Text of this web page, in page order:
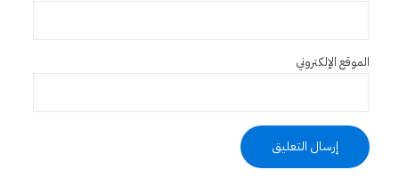
الموقع الإلكتروني